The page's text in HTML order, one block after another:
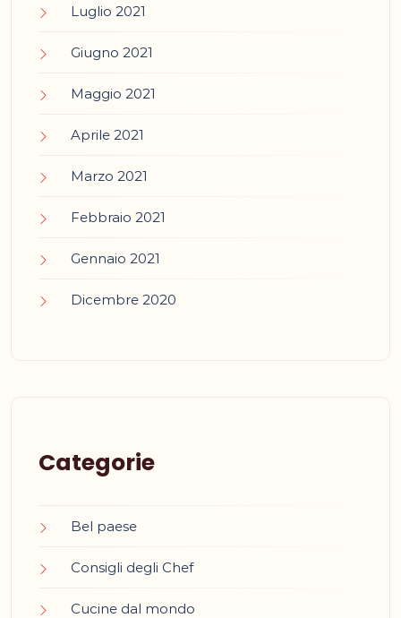
Luglio 2021
Giugno 2021
Maggio 2021
Aprile 2021
Marzo 2021
Febbraio 2021
Gennaio 2021
Dicembre 2020
Categorie
Bel paese
Consigli degli Chef
Cucine dal mondo